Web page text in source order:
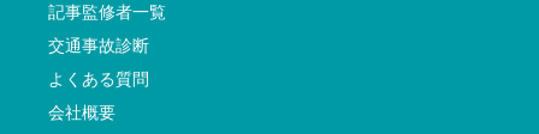
記事監修者一覧
交通事故診断
よくある質問
会社概要